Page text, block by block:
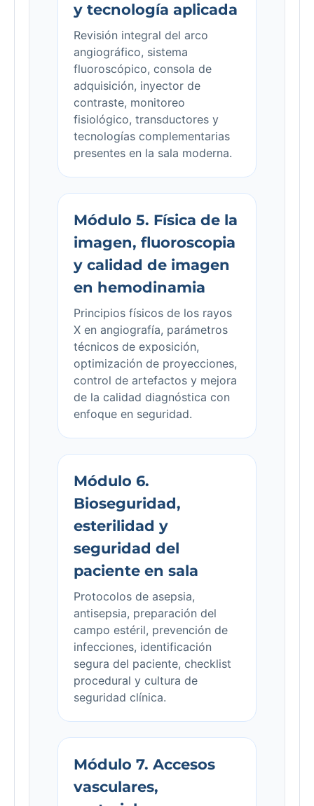
y tecnología aplicada
Revisión integral del arco
angiográfico, sistema
fluoroscópico, consola de
adquisición, inyector de
contraste, monitoreo
fisiológico, transductores y
tecnologías complementarias
presentes en la sala moderna.
Módulo 5. Física de la
imagen, fluoroscopia
y calidad de imagen
en hemodinamia
Principios físicos de los rayos
X en angiografía, parámetros
técnicos de exposición,
optimización de proyecciones,
control de artefactos y mejora
de la calidad diagnóstica con
enfoque en seguridad.
Módulo 6.
Bioseguridad,
esterilidad y
seguridad del
paciente en sala
Protocolos de asepsia,
antisepsia, preparación del
campo estéril, prevención de
infecciones, identificación
segura del paciente, checklist
procedural y cultura de
seguridad clínica.
Módulo 7. Accesos
vasculares,